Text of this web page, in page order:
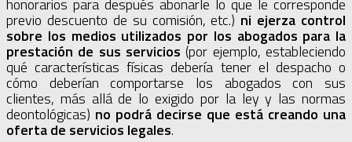
honorarios para después abonarle lo que le corresponde
previo descuento de su comisión, etc.) ni ejerza control
sobre los medios utilizados por los abogados para la
prestación de sus servicios (por ejemplo, estableciendo
qué características físicas debería tener el despacho o
cómo deberían comportarse los abogados con sus
clientes, más allá de lo exigido por la ley y las normas
deontológicas) no podrá decirse que está creando una
oferta de servicios legales.